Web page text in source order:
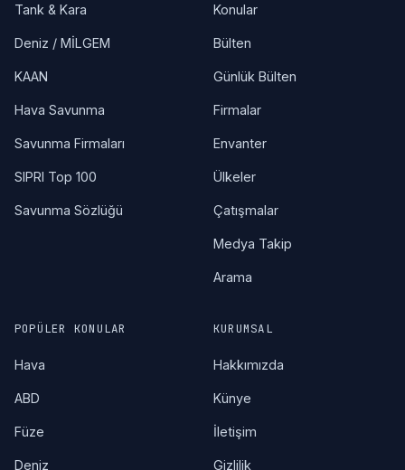
Tank & Kara
Deniz / MİLGEM
KAAN
Hava Savunma
Savunma Firmaları
SIPRI Top 100
Savunma Sözlüğü
Konular
Bülten
Günlük Bülten
Firmalar
Envanter
Ülkeler
Çatışmalar
Medya Takip
Arama
POPÜLER KONULAR
Hava
ABD
Füze
Deniz
KURUMSAL
Hakkımızda
Künye
İletişim
Gizlilik